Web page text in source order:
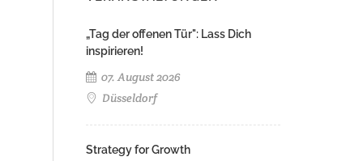
„Tag der offenen Tür": Lass Dich
inspirieren!
07. August 2026
Düsseldorf
Strategy for Growth